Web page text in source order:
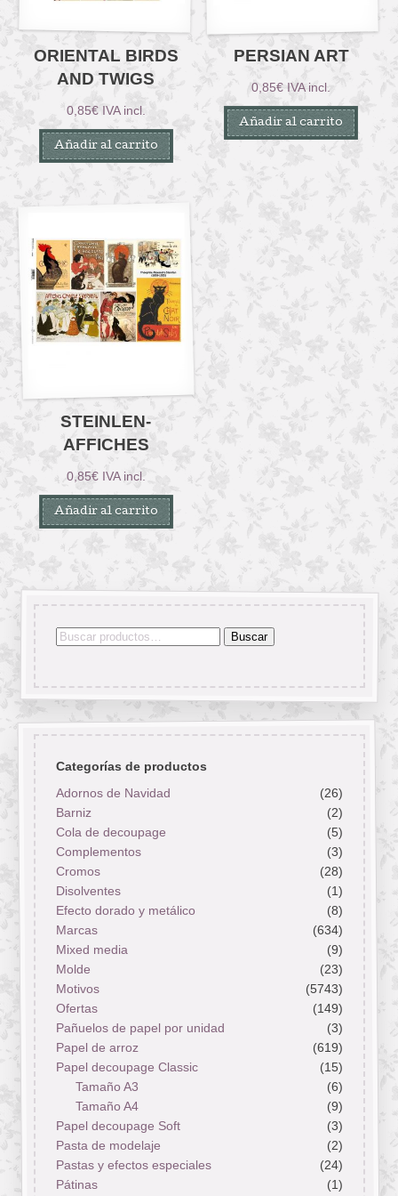
ORIENTAL BIRDS
AND TWIGS
0,85€ IVA incl.
Añadir al carrito
PERSIAN ART
0,85€ IVA incl.
Añadir al carrito
STEINLEN-
AFFICHES
0,85€ IVA incl.
Añadir al carrito
Buscar
Buscar
Categorías de productos
Adornos de Navidad
(26)
Barniz
(2)
Cola de decoupage
(5)
Complementos
(3)
Cromos
(28)
Disolventes
(1)
Efecto dorado y metálico
(8)
Marcas
(634)
Mixed media
(9)
Molde
(23)
Motivos
(5743)
Ofertas
(149)
Pañuelos de papel por unidad
(3)
Papel de arroz
(619)
Papel decoupage Classic
(15)
Tamaño A3
(6)
Tamaño A4
(9)
Papel decoupage Soft
(3)
Pasta de modelaje
(2)
Pastas y efectos especiales
(24)
Pátinas
(1)